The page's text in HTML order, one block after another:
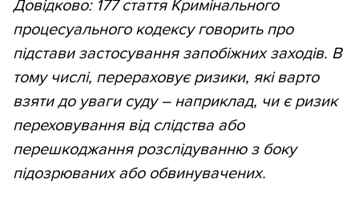
Довідково: 177 стаття Кримінального
процесуального кодексу говорить про
підстави застосування запобіжних заходів. В
тому числі, перераховує ризики, які варто
взяти до уваги суду – наприклад, чи є ризик
переховування від слідства або
перешкоджання розслідуванню з боку
підозрюваних або обвинувачених.